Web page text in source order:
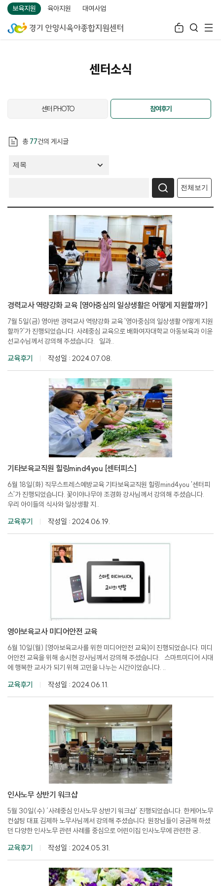
보육지원 육아지원 대여사업
센터소식
센터 PHOTO 참여후기
총 77건의 게시글
전체보기
경력교사 역량강화 교육 [영아중심의 일상생활은 어떻게 지원할까?]
7월 5일(금) 영아반 경력교사 역량강화 교육 '영아중심의 일상생활 어떻게 지원
할까?'가 진행되었습니다. 사례중심 교육으로 배화여자대학교 아동보육과 이윤
선교수님께서 강의해 주셨습니다. 일과..
교육후기 작성일 : 2024.07.08.
기타보육교직원 힐링mind4you [센터피스]
6월 18일(화) 직무스트레스예방교육 기타보육교직원 힐링mind4you '센터피
스'가 진행되었습니다. 꽃이야나무야 조경화 강사님께서 강의해 주셨습니다.
우리 아이들의 식사와 일상생활 지..
교육후기 작성일 : 2024.06.19.
영아보육교사 미디어안전 교육
6월 10일(월) [영아보육교사를 위한 미디어안전 교육]이 진행되었습니다. 미디
어안전 교육을 위해 송시현 강사님께서 강의해 주셨습니다. 스마트미디어 시대
에 행복한 교사가 되기 위해 고민을 나누는 시간이었습니다. ..
교육후기 작성일 : 2024.06.11.
인사노무 상반기 워크샵
5월 30일(수) ‘사례중심 인사노무 상반기 워크샵’ 진행되었습니다. 한케어노무
컨설팅 대표 김제하 노무사님께서 강의해 주셨습니다. 원장님들이 궁금해 하셨
던 다양한 인사노무 관련 사례를 중심으로 어린이집 인사노무에 관련한 궁..
교육후기 작성일 : 2024.05.31.